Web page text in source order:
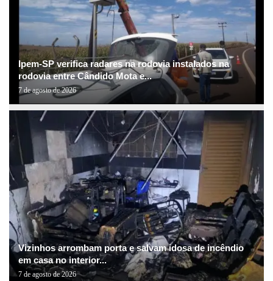
Ipem-SP verifica radares na rodovia instalados na
rodovia entre Cândido Mota e...
7 de agosto de 2026
Vizinhos arrombam porta e salvam idosa de incêndio
em casa no interior...
7 de agosto de 2026